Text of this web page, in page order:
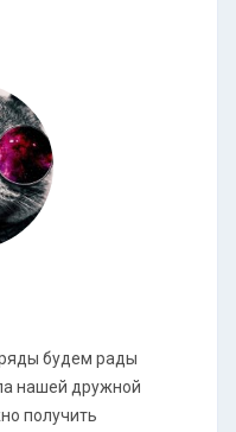
будем рады
нашей дружной
получить